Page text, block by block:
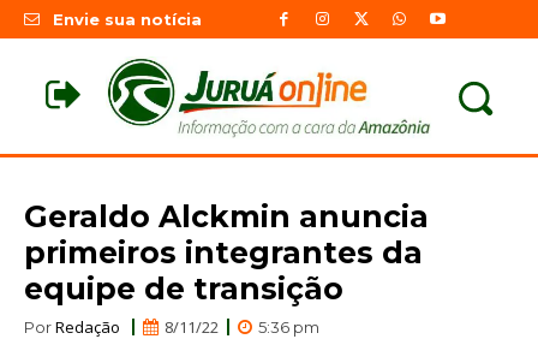
Envie sua notícia
Geraldo Alckmin anuncia
primeiros integrantes da
equipe de transição
PorRedação 8/11/22 5:36 pm